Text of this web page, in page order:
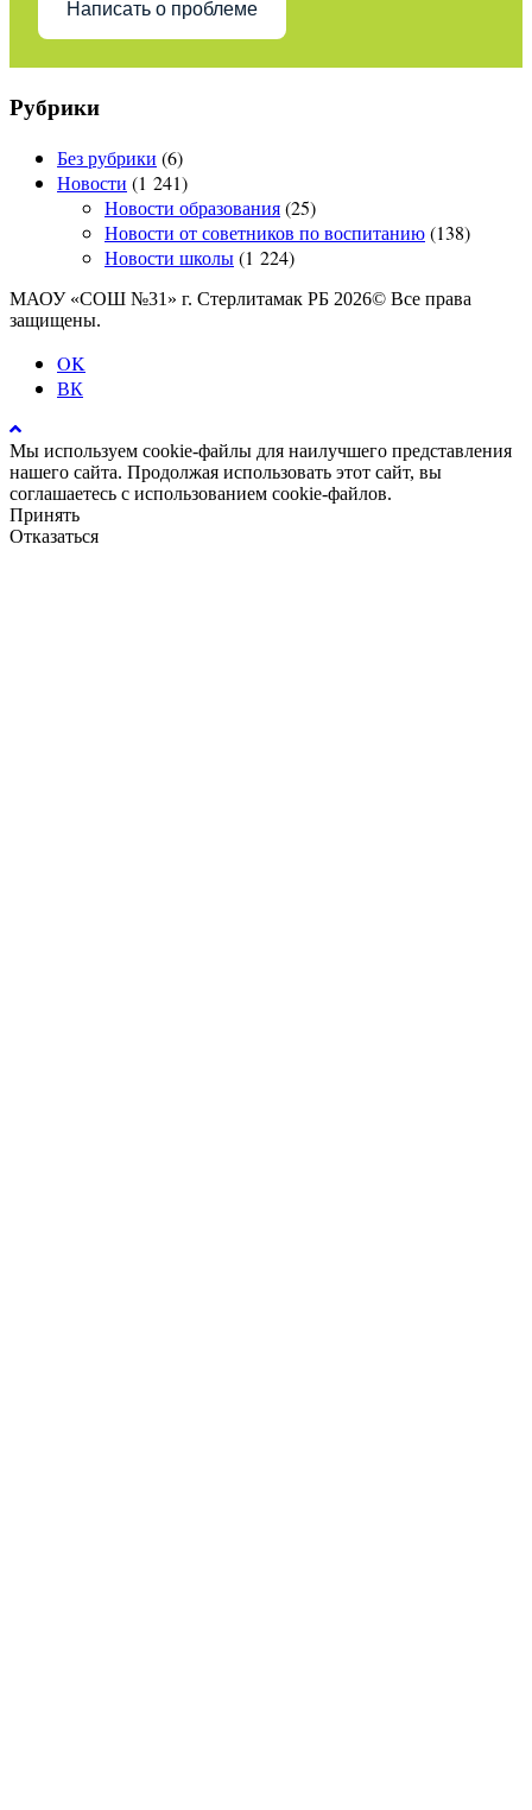
Написать о проблеме
Рубрики
Без рубрики (6)
Новости (1 241)
Новости образования(25)
Новости от советников по воспитанию(138)
Новости школы(1 224)
МАОУ «СОШ №31» г. Стерлитамак РБ 2026© Все права
защищены.
OK
ВК
Мы используем cookie-файлы для наилучшего представления
нашего сайта. Продолжая использовать этот сайт, вы
соглашаетесь с использованием cookie-файлов.
Принять
Отказаться